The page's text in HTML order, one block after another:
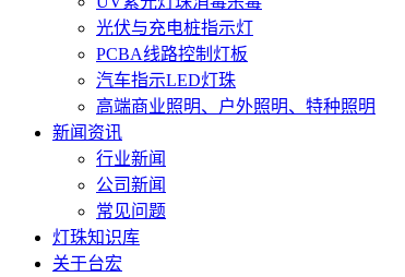
光伏与充电桩指示灯
PCBA线路控制灯板
汽车指示LED灯珠
高端商业照明、户外照明、特种照明
新闻资讯
行业新闻
公司新闻
常见问题
灯珠知识库
关于台宏